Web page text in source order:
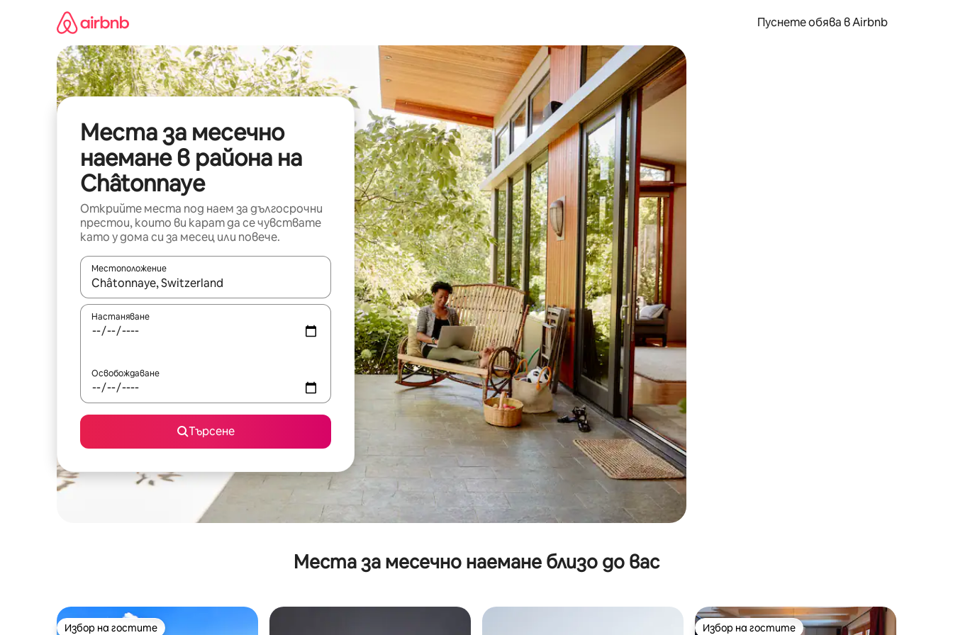
съдържанието
Пуснете обява в Airbnb
Места за месечно
наемане в района на
Châtonnaye
Открийте места под наем за дългосрочни
престои, които ви карат да се чувствате
като у дома си за месец или повече.
Местоположение
Когато резултатите се покажат, използвайте клавишите със стрелки нагоре и надолу или навигирайте с докосване или плъзгане.
Настаняване
Освобождаване
Търсене
Места за месечно наемане близо до вас
Избор на гостите Избор на гостите